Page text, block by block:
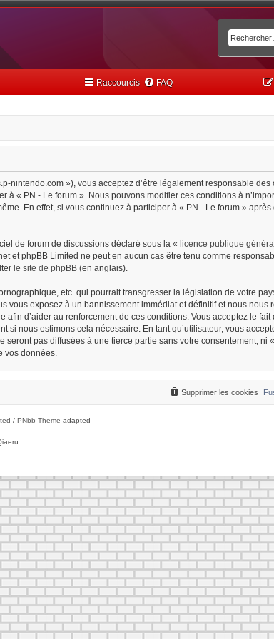
Raccourcis FAQ
nintendo.com »), vous acceptez d’être légalement responsable
« PN - Le forum ». Nous pouvons modifier ces conditions à
En effet, si vous continuez à participer à « PN - Le forum »
de forum de discussions déclaré sous la « licence publique
et phpBB Limited ne peut en aucun cas être tenu comme
le site de phpBB (en anglais).
etc. qui pourrait transgresser la législation de votre
vous exposez à un bannissement immédiat et définitif et nous nous
d’aider au renforcement de ces conditions. Vous acceptez le
si nous estimons cela nécessaire. En tant qu’utilisateur, vous
pas diffusées à une tierce partie sans votre consentement, ni
vos données.
Supprimer les cookies
/ PNbb Theme adapted